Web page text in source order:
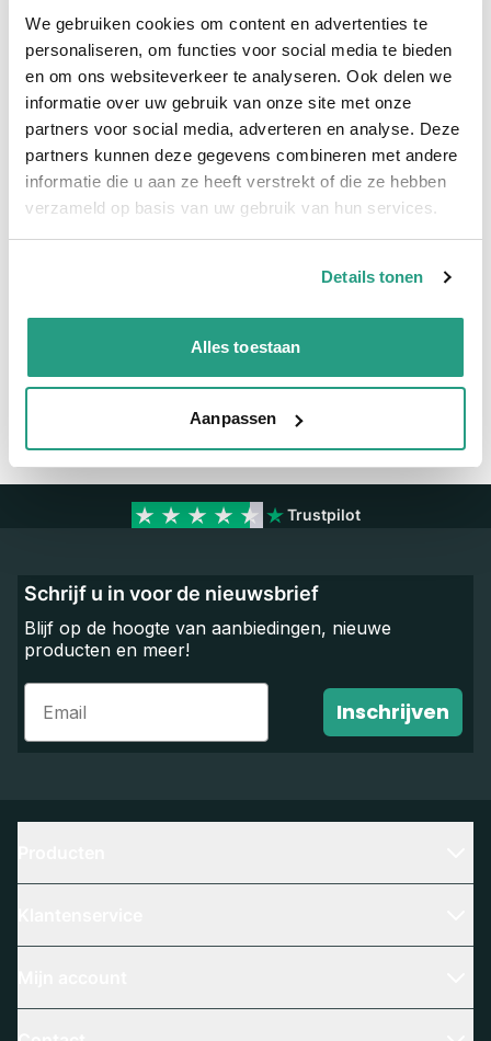
We gebruiken cookies om content en advertenties te
personaliseren, om functies voor social media te bieden
en om ons websiteverkeer te analyseren. Ook delen we
informatie over uw gebruik van onze site met onze
partners voor social media, adverteren en analyse. Deze
partners kunnen deze gegevens combineren met andere
informatie die u aan ze heeft verstrekt of die ze hebben
verzameld op basis van uw gebruik van hun services.
Details tonen
Alles toestaan
Aanpassen
Snel naar
Meer informatie
Meer informatie
Maatvoering koppeling 1/4"
Materiaal RVS
Trustpilot
Schrijf u in voor de nieuwsbrief
Blijf op de hoogte van aanbiedingen, nieuwe
producten en meer!
Email
Inschrijven